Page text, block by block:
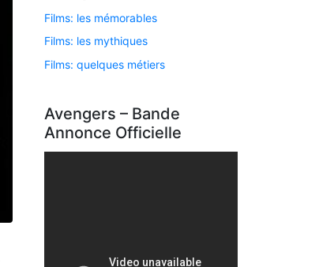
Films: les mémorables
Films: les mythiques
Films: quelques métiers
Avengers – Bande
Annonce Officielle